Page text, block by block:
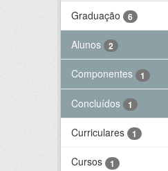
Graduação
6
Alunos 2
Componentes 1
Concluídos 1
Curriculares 1
Cursos 1